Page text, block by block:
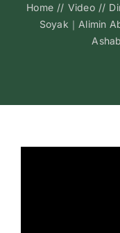
Home // Video //
Soyak｜Alimin